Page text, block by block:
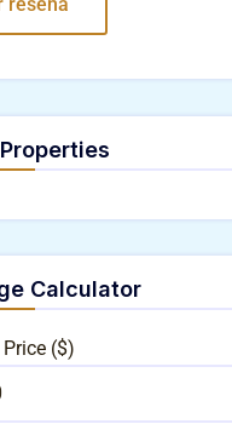
Calculator
($)